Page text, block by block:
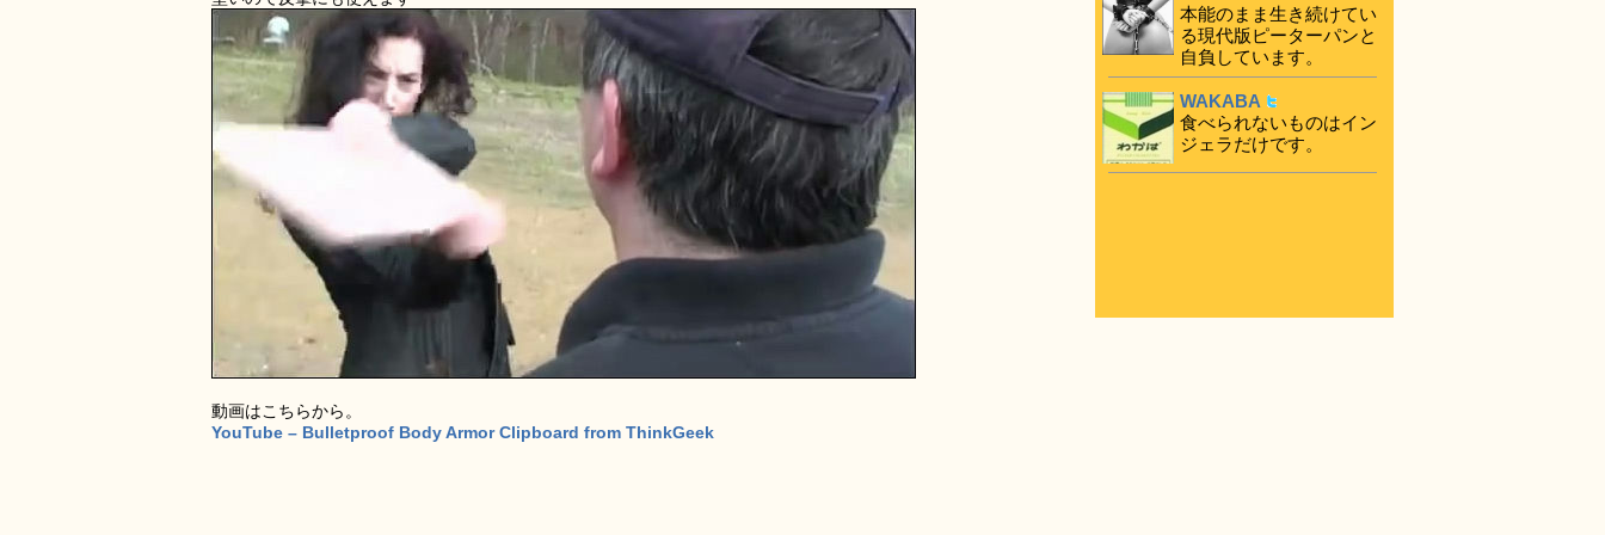
動画はこちらから。
YouTube – Bulletproof Body Armor Clipboard from ThinkGeek
本能のまま生き続けてい
る現代版ピーターパンと
自負しています。
WAKABA
食べられないものはイン
ジェラだけです。